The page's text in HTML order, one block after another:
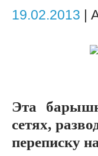
19.02.2013 |
Эта
сетях,
переписку